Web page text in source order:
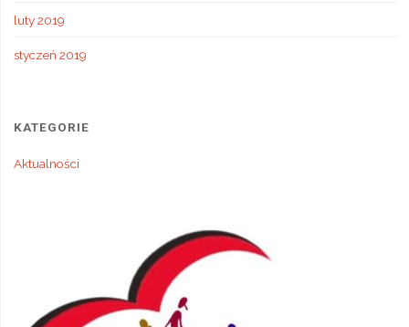
luty 2019
styczeń 2019
KATEGORIE
Aktualności